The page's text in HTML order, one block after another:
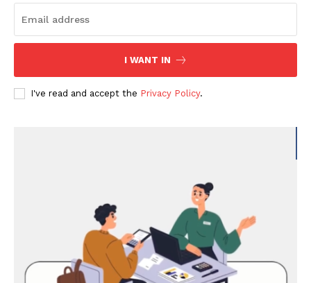
I WANT IN
I've read and accept the Privacy Policy.